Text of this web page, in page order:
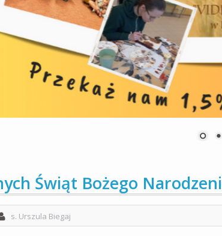
Świąt Bożego
s. Urszula Biegaj